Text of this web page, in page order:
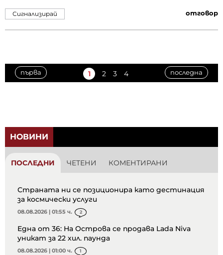
отговор
Сигнализирай
първа 1 2 3 4 последна
НОВИНИ
ПОСЛЕДНИ ЧЕТЕНИ КОМЕНТИРАНИ
Страната ни се позиционира като дестинация
за космически услуги
08.08.2026 | 01:55 ч. 2
Една от 36: На Острова се продава Lada Niva
уникат за 22 хил. паунда
08.08.2026 | 01:00 ч. 1